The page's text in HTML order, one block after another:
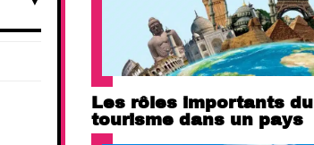
Les rôles importants du
tourisme dans un pays